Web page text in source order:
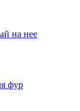
на нее
фур